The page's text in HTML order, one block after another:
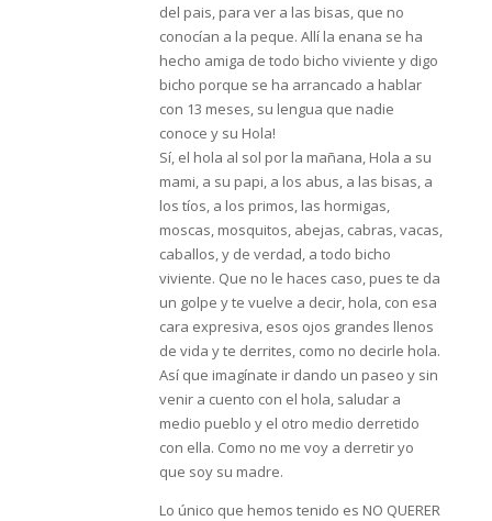
del pais, para ver a las bisas, que no
conocían a la peque. Allí la enana se ha
hecho amiga de todo bicho viviente y digo
bicho porque se ha arrancado a hablar
con 13 meses, su lengua que nadie
conoce y su Hola!
Sí, el hola al sol por la mañana, Hola a su
mami, a su papi, a los abus, a las bisas, a
los tíos, a los primos, las hormigas,
moscas, mosquitos, abejas, cabras, vacas,
caballos, y de verdad, a todo bicho
viviente. Que no le haces caso, pues te da
un golpe y te vuelve a decir, hola, con esa
cara expresiva, esos ojos grandes llenos
de vida y te derrites, como no decirle hola.
Así que imagínate ir dando un paseo y sin
venir a cuento con el hola, saludar a
medio pueblo y el otro medio derretido
con ella. Como no me voy a derretir yo
que soy su madre.
Lo único que hemos tenido es NO QUERER